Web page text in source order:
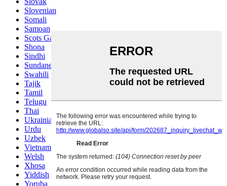
Slovenian
Somali
Samoan
Scots Gaelic
Shona
Sindhi
Sundanese
Swahili
Tajik
Tamil
Telugu
Thai
Ukrainian
Urdu
Uzbek
Vietnamese
Welsh
Xhosa
Yiddish
Yoruba